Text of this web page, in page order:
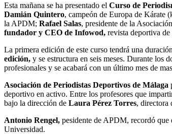
Esta mañana se ha presentado el Curso de
Damián Quintero, campeón de Europa de Kárate
la APDM; Rafael Salas, presidente de la
fundador y CEO de Infowod, revista deportiva
La primera edición de este curso tendrá una
edición, y se estructura en seis meses. Durante los
profesionales y se acabará con un último mes de
Asociación de Periodistas Deportivos de Málaga
deportivo en activo. Entre los profesores que
bajo la dirección de Laura Pérez Torres, directora
Antonio Rengel, pesidente de APDM, recordó que
Universidad.